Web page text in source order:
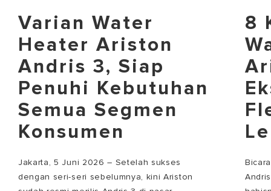
Varian Water
Heater Ariston
Andris 3, Siap
Penuhi Kebutuhan
Semua Segmen
Konsumen
Jakarta, 5 Juni 2026 – Setelah sukses
dengan seri-seri sebelumnya, kini Ariston
8